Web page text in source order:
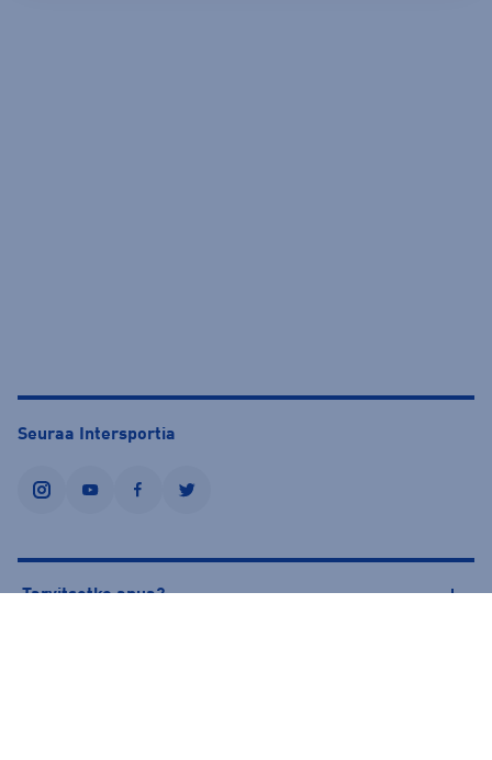
Seuraa Intersportia
instagramyoutubefacebooktwitter
Tarvitsetko apua?